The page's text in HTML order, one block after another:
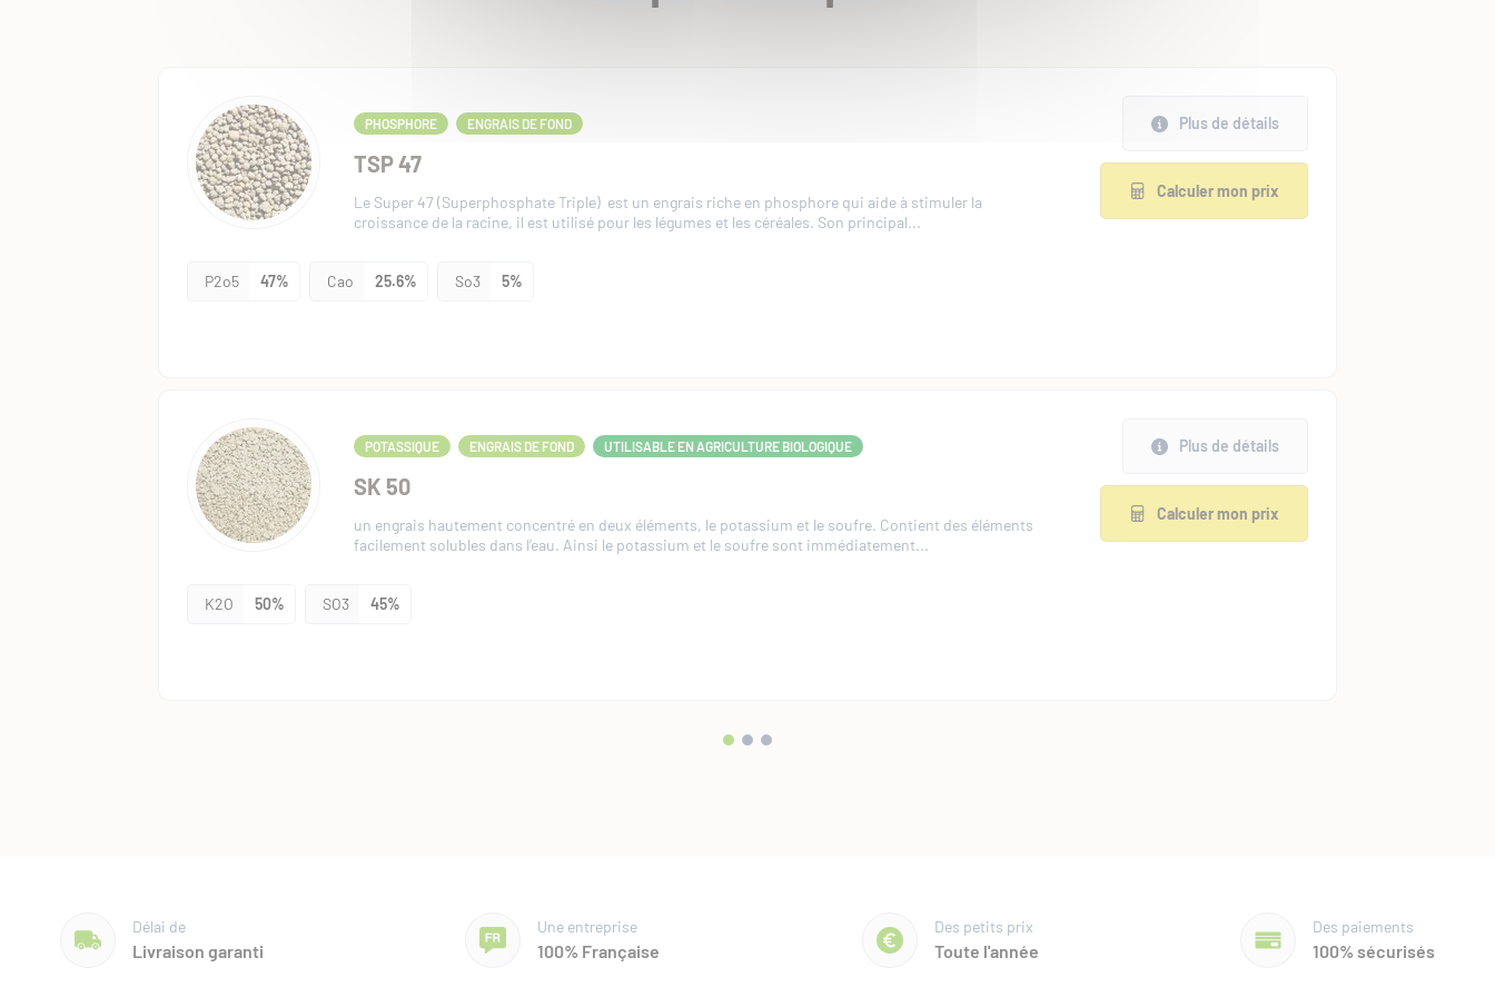
PHOSPHORE ENGRAIS DE FOND
TSP 47
Le Super 47 (Superphosphate Triple) est un engrais riche en phosphore qui aide à stimuler la
croissance de la racine, il est utilisé pour les légumes et les céréales. Son principal...
P2o5 47% Cao 25.6% So3 5%
Plus de détails
Calculer mon prix
POTASSIQUE ENGRAIS DE FOND UTILISABLE EN AGRICULTURE BIOLOGIQUE
SK 50
un engrais hautement concentré en deux éléments, le potassium et le soufre. Contient des éléments
facilement solubles dans l’eau. Ainsi le potassium et le soufre sont immédiatement...
K2O 50% SO3 45%
Plus de détails
Calculer mon prix
Délai de
Livraison garanti
Une entreprise
100% Française
Des petits prix
Toute l'année
Des paiements
100% sécurisés